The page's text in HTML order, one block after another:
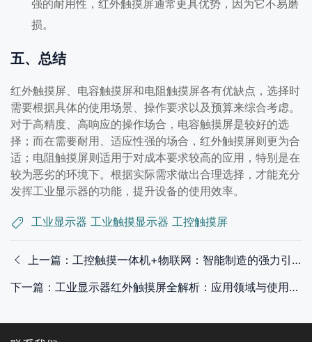
强的耐用性，红外触摸屏通常更具优势，因为它不易磨
损。
五、总结
红外触摸屏、电容触摸屏和电阻触摸屏各有优缺点，选择时
需要根据具体的使用场景、操作要求以及预算来综合考虑。
对于高精度、高响应的操作场合，电容触摸屏是较好的选
择；而在需要耐用、适应性强的场合，红外触摸屏则更为合
适；电阻触摸屏则适用于对成本要求较高的应用，特别是在
较为恶劣的环境下。根据实际需求做出合理选择，才能充分
发挥工业显示器的功能，提升设备的使用效率。
工业显示器 工业触摸显示器 工控触摸屏
上一篇：工控触摸一体机+物联网：智能制造的强力引擎
下一篇：工业显示器红外触摸屏全解析：应用领域与使用注意事项